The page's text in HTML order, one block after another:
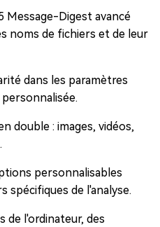
Message-Digest avancé
noms de fichiers et de leur
dans les paramètres
double : images, vidéos,
personnalisables
spécifiques de l'analyse.
de l'ordinateur, des